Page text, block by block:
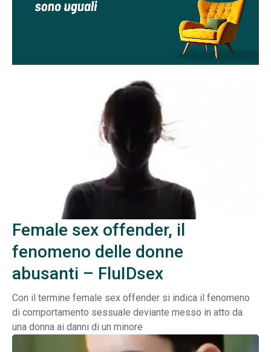
Female sex offender, il
fenomeno delle donne
abusanti – FluIDsex
Con il termine female sex offender si indica il fenomeno
di comportamento sessuale deviante messo in atto da
una donna ai danni di un minore